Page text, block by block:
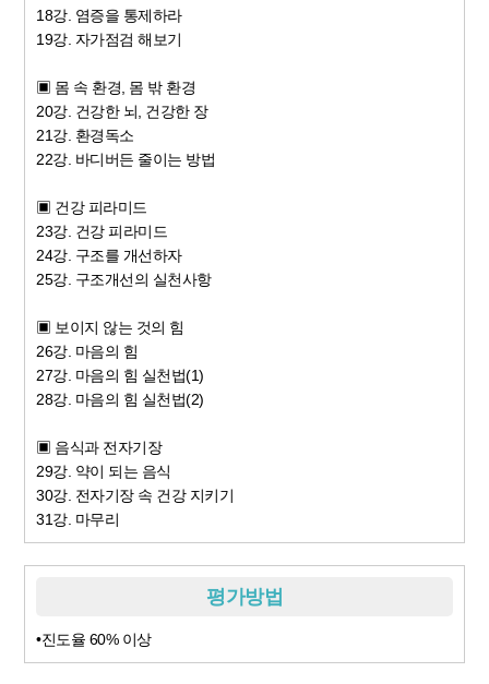
18강. 염증을 통제하라
19강. 자가점검 해보기
▣ 몸 속 환경, 몸 밖 환경
20강. 건강한 뇌, 건강한 장
21강. 환경독소
22강. 바디버든 줄이는 방법
▣ 건강 피라미드
23강. 건강 피라미드
24강. 구조를 개선하자
25강. 구조개선의 실천사항
▣ 보이지 않는 것의 힘
26강. 마음의 힘
27강. 마음의 힘 실천법(1)
28강. 마음의 힘 실천법(2)
▣ 음식과 전자기장
29강. 약이 되는 음식
30강. 전자기장 속 건강 지키기
31강. 마무리
평가방법
•진도율 60% 이상